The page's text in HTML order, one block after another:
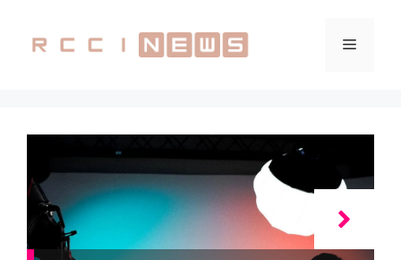
contenuto
Menu